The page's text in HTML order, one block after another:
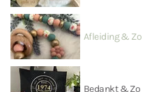
Afleiding & Zo
Bedankt & Zo